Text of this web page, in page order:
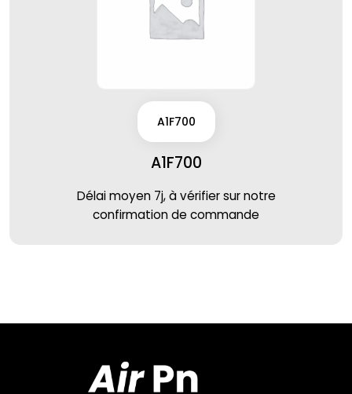
A1F700
A1F700
Délai moyen 7j, à vérifier sur notre
confirmation de commande